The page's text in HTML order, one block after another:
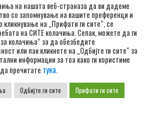
на нашата веб-страназа да ви дадеме
со запомнување на вашите преференци и
кликнување на „Прифати ги сите“, се
на СИТЕ колачиња. Сепак, можете да ги
колачиња“ за да обезбедите
или пак кликнете на „Одбијте ги сите“ за
информации за тоа како ги користиме
прочитате тука.
Одбијте ги сите Прифати ги сите